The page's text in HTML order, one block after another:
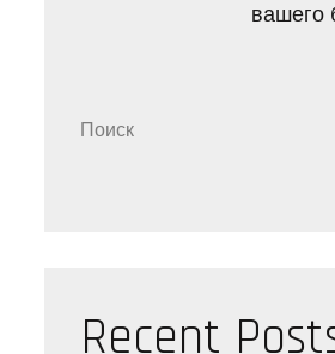
записямвашего
Поиск
Recent